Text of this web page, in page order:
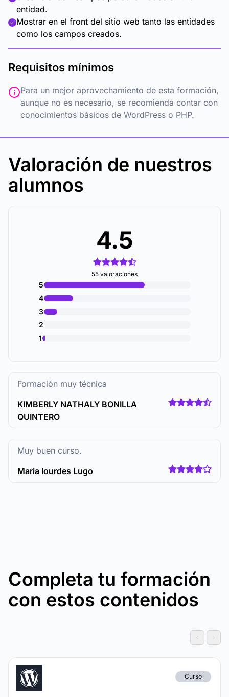
entidad.
Mostrar en el front del sitio web tanto las entidades
como los campos creados.
Requisitos mínimos
Para un mejor aprovechamiento de esta formación,
aunque no es necesario, se recomienda contar con
conocimientos básicos de WordPress o PHP.
Valoración de nuestros
alumnos
4.5
55 valoraciones
5
4
3
2
1
Formación muy técnica
KIMBERLY NATHALY BONILLA
QUINTERO
Muy buen curso.
Maria lourdes Lugo
Completa tu formación
con estos contenidos
Curso